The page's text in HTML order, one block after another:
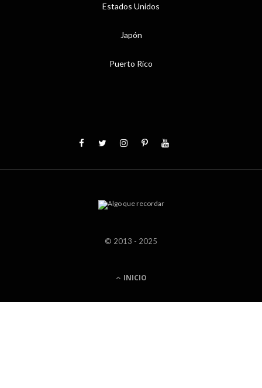
Estados Unidos
Japón
Puerto Rico
© 2013 - 2025
INICIO